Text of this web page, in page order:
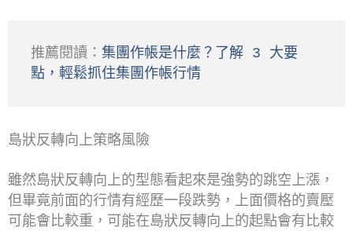
推薦閱讀： 集團作帳是什麼？了解 3 大要
點，輕鬆抓住集團作帳行情
島狀反轉向上策略風險
雖然島狀反轉向上的型態看起來是強勢的跳空上漲，
但畢竟前面的行情有經歷一段跌勢，上面價格的賣壓
可能會比較重，可能在島狀反轉向上的起點會有比較